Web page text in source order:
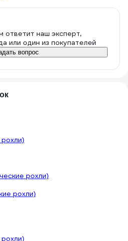
ответит наш эксперт,
или один из покупателей
вопрос
рохли)
рохли)